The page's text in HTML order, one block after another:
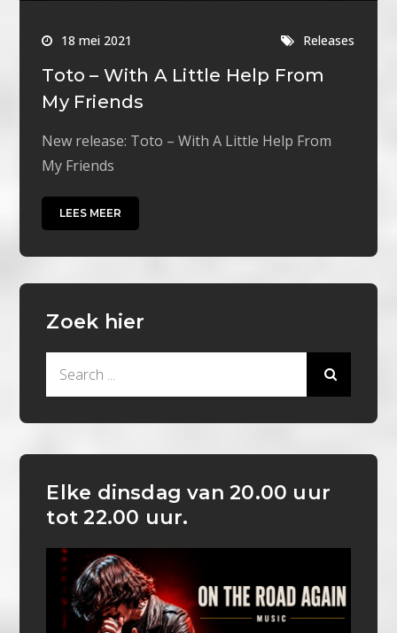
18 mei 2021 Releases
Toto – With A Little Help From
My Friends
New release: Toto – With A Little Help From
My Friends
LEES MEER
Zoek hier
Elke dinsdag van 20.00 uur
tot 22.00 uur.